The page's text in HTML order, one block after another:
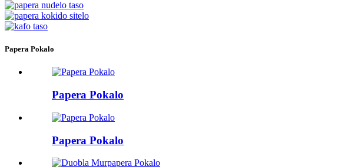
Papera Pokalo
Papera Pokalo
Papera Pokalo